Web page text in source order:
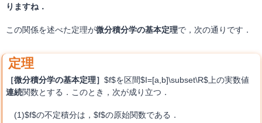
りますね．
この関係を述べた定理が微分積分学の基本定理で，次の通りです．
［微分積分学の基本定理］ $f$を区間$I=[a,b]\subset\R$上の実数値
連続関数とする．このとき，次が成り立つ．
$f$の不定積分は，$f$の原始関数である．